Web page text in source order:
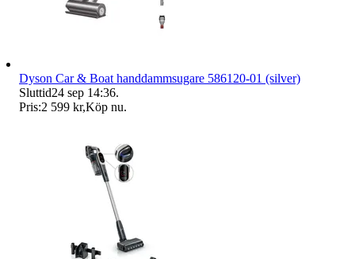
Dyson Car & Boat handdammsugare 586120-01 (silver)
Sluttid24 sep 14:36.
Pris:2 599 kr,Köp nu.